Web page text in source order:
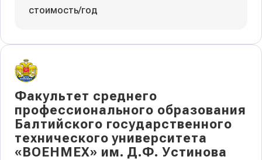
стоимость/год
Факультет среднего
профессионального образования
Балтийского государственного
технического университета
«ВОЕНМЕХ» им. Д.Ф. Устинова